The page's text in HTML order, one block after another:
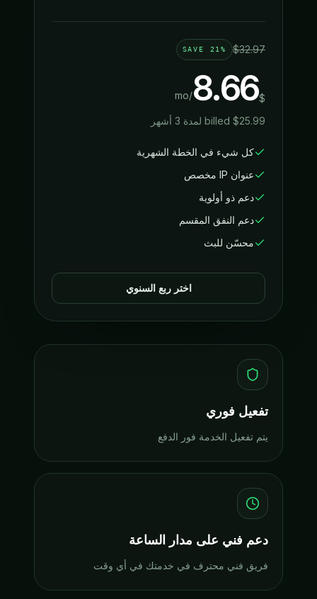
$32.97
SAVE21%
8.66
/mo
billed$25.99 لمدة 3 أشهر
كل شيء في الخطة الشهرية
عنوان IP مخصص
دعم ذو أولوية
دعم النفق المقسم
محسّن للبث
اختر ربع السنوي
تفعيل فوري
يتم تفعيل الخدمة فور الدفع
دعم فني على مدار الساعة
فريق فني محترف في خدمتك في أي وقت